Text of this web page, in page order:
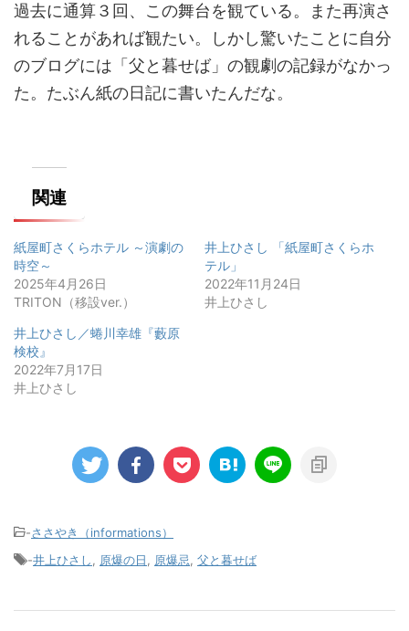
過去に通算３回、この舞台を観ている。また再演さ
れることがあれば観たい。しかし驚いたことに自分
のブログには「父と暮せば」の観劇の記録がなかっ
た。たぶん紙の日記に書いたんだな。
関連
紙屋町さくらホテル ～演劇の
時空～
2025年4月26日
TRITON（移設ver.）
井上ひさし 「紙屋町さくらホ
テル」
2022年11月24日
井上ひさし
井上ひさし／蜷川幸雄『藪原
検校』
2022年7月17日
井上ひさし
-ささやき（informations）
-井上ひさし 原爆の日 原爆忌 父と暮せば